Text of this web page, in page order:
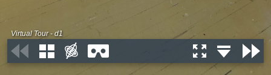
Virtual Tour - d1